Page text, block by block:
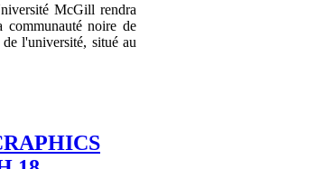
McGill rendra
communauté noire de
l'université, situé au